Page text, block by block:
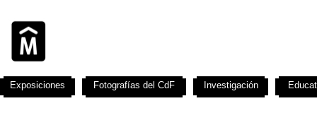
Exposiciones Fotografías del CdF Investigación